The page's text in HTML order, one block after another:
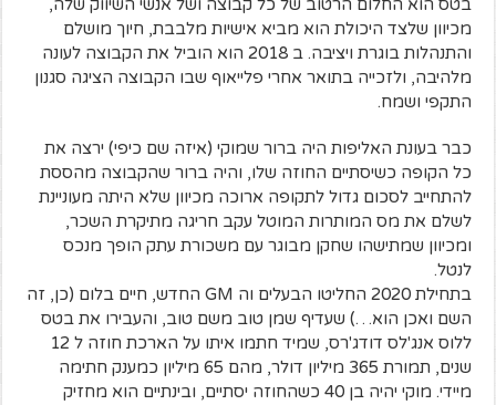
בטס הוא החלום הרטוב של כל קבוצה ושל אנשי השיווק שלה,
מכיוון שלצד היכולת הוא מביא אישיות מלבבת, חיוך מושלם
והתנהלות בוגרת ויציבה. ב 2018 הוא הוביל את הקבוצה לעונה
מלהיבה, ולזכייה בתואר אחרי פלייאוף שבו הקבוצה הציגה סגנון
התקפי ושמח.
כבר בעונת האליפות היה ברור שמוקי (איזה שם כיפי) ירצה את
כל הקופה כשיסתיים החוזה שלו, והיה ברור שהקבוצה מהססת
להתחייב לסכום גדול לתקופה ארוכה מכיוון שלא היתה מעוניינת
לשלם את מס המותרות המוטל עקב חריגה מתיקרת השכר,
ומכיוון שמתישהו שחקן מבוגר עם משכורת עתק הופך מנכס
לנטל.
בתחילת 2020 החליטו הבעלים וה GM החדש, חיים בלום (כן, זה
השם ואכן הוא…) שעדיף שמן טוב משם טוב, והעבירו את בטס
ללוס אנג'לס דודג'רס, שמיד חתמו איתו על הארכת חוזה ל 12
שנים, תמורת 365 מיליון דולר, מהם 65 מיליון כמענק חתימה
מיידי. מוקי יהיה בן 40 כשהחוזה יסתיים, ובינתיים הוא מחזיק